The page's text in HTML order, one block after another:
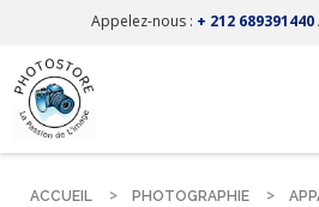
Appelez-nous : + 212 689391440
ACCUEIL PHOTOGRAPHIE